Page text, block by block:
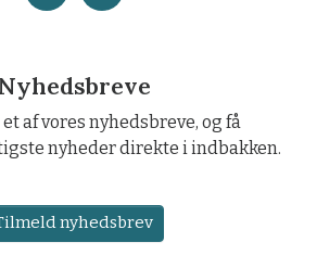
Nyhedsbreve
af vores nyhedsbreve, og få
nyheder direkte i indbakken.
nyhedsbrev